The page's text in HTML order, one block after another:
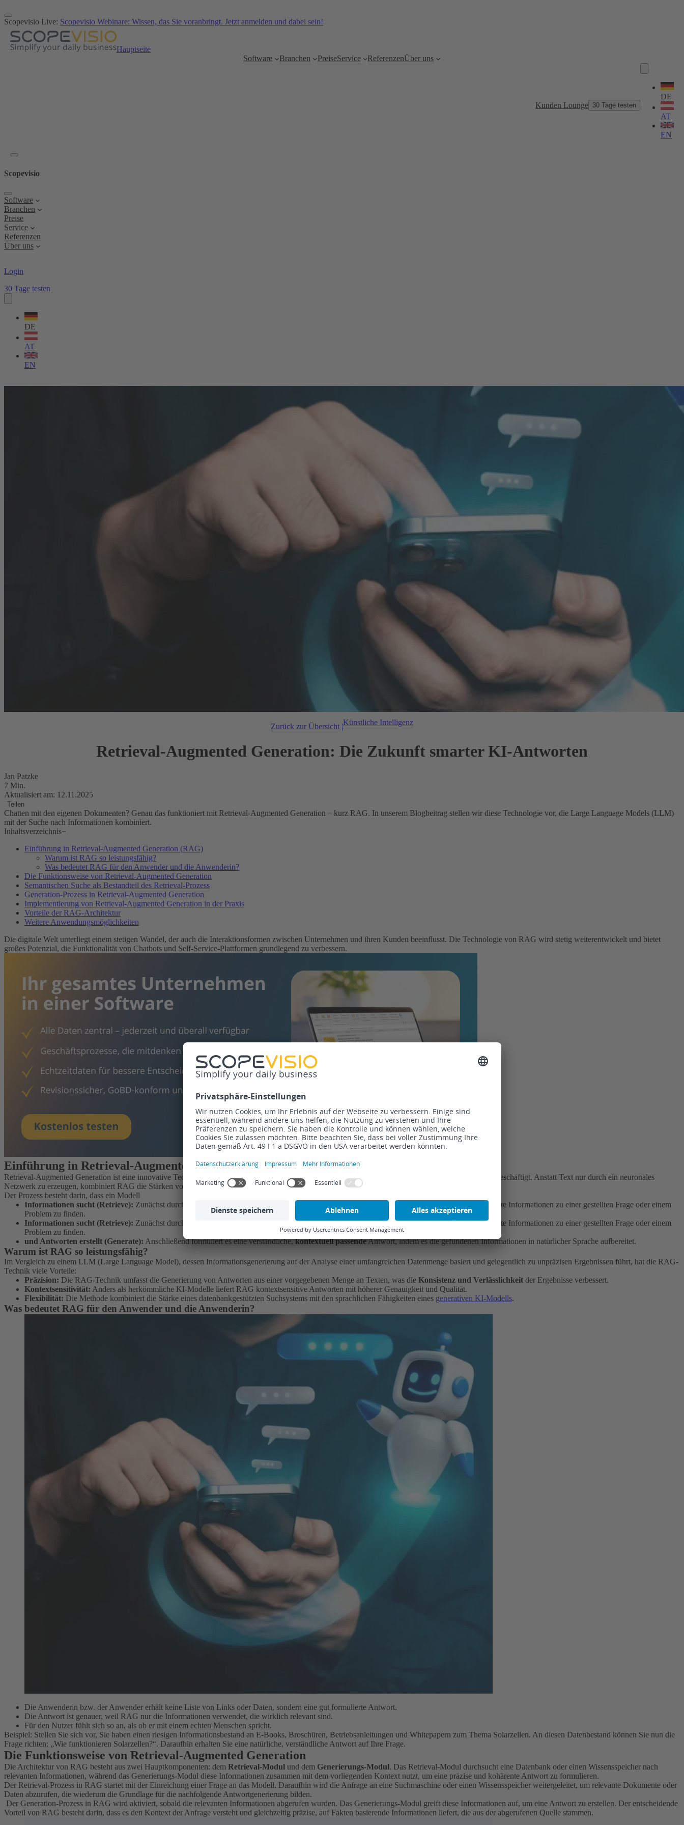
Zum
Inhalt
springen
Scopevisio Live: Scopevisio Webinare: Wissen, das Sie voranbringt. Jetzt anmelden und dabei sein!
Hauptseite
Software
Branchen PreiseService ReferenzenÜber uns
Kunden Lounge 30 Tage testen
Sprache
wählen
DE
AT
EN
Scopevisio
Software
Branchen
Preise
Service
Referenzen
Über uns
Login
30 Tage testen
Sprache
wählen
DE
AT
EN
Zurück zur Übersicht |Künstliche Intelligenz
Retrieval-Augmented Generation: Die Zukunft smarter KI-Antworten
Jan Patzke
7 Min.
Aktualisiert am: 12.11.2025
Teilen
Chatten mit den eigenen Dokumenten? Genau das funktioniert mit Retrieval-Augmented Generation – kurz RAG. In unserem Blogbeitrag stellen wir diese Technologie vor, die Large Language Models (LLM)
mit der Suche nach Informationen kombiniert.
Inhaltsverzeichnis−
Einführung in Retrieval-Augmented Generation (RAG)
Warum ist RAG so leistungsfähig?
Was bedeutet RAG für den Anwender und die Anwenderin?
Die Funktionsweise von Retrieval-Augmented Generation
Semantischen Suche als Bestandteil des Retrieval-Prozess
Generation-Prozess in Retrieval-Augmented Generation
Implementierung von Retrieval-Augmented Generation in der Praxis
Vorteile der RAG-Architektur
Weitere Anwendungsmöglichkeiten
Die digitale Welt unterliegt einem stetigen Wandel, der auch die Interaktionsformen zwischen Unternehmen und ihren Kunden beeinflusst. Die Technologie von RAG wird stetig weiterentwickelt und bietet
großes Potenzial, die Funktionalität von Chatbots und Self-Service-Plattformen grundlegend zu verbessern.
Einführung in Retrieval-Augmented Generation (RAG)
Retrieval-Augmented Generation ist eine innovative Technologie, die sich mit der Generierung von Text auf Basis von vorab abgerufenen Informationen beschäftigt. Anstatt Text nur durch ein neuronales
Netzwerk zu erzeugen, kombiniert RAG die Stärken von Suchmaschinen und Sprachmodellen.
Der Prozess besteht darin, dass ein Modell
Informationen sucht (Retrieve): Zunächst durchsucht das System eine Datenbank, ein Dokumentenarchiv oder andere Wissensquellen, um relevante Informationen zu einer gestellten Frage oder einem
Problem zu finden.
Informationen sucht (Retrieve): Zunächst durchsucht das System eine Datenbank, ein Dokumentenarchiv oder andere Wissensquellen, um relevante Informationen zu einer gestellten Frage oder einem
Problem zu finden.
und Antworten erstellt (Generate): Anschließend formuliert es eine verständliche,kontextuell passendeAntwort, indem es die gefundenen Informationen in natürlicher Sprache aufbereitet.
Warum ist RAG so leistungsfähig?
Im Vergleich zu einem LLM (Large Language Model), dessen Informationsgenerierung auf der Analyse einer umfangreichen Datenmenge basiert und gelegentlich zu unpräzisen Ergebnissen führt, hat die RAG-
Technik viele Vorteile:
Präzision: Die RAG-Technik umfasst die Generierung von Antworten aus einer vorgegebenen Menge an Texten, was die Konsistenz und Verlässlichkeit der Ergebnisse verbessert.
Kontextsensitivität: Anders als herkömmliche KI-Modelle liefert RAG kontextsensitive Antworten mit höherer Genauigkeit und Qualität.
Flexibilität: Die Methode kombiniert die Stärke eines datenbankgestützten Suchsystems mit den sprachlichen Fähigkeiten eines generativen KI-Modells.
Was bedeutet RAG für den Anwender und die Anwenderin?
Die Anwenderin bzw. der Anwender erhält keine Liste von Links oder Daten, sondern eine gut formulierte Antwort.
Die Antwort ist genauer, weil RAG nur die Informationen verwendet, die wirklich relevant sind.
Für den Nutzer fühlt sich so an, als ob er mit einem echten Menschen spricht.
Beispiel: Stellen Sie sich vor, Sie haben einen riesigen Informationsbestand an E-Books, Broschüren, Betriebsanleitungen und Whitepapern zum Thema Solarzellen. An diesen Datenbestand können Sie nun die
Frage richten: „Wie funktionieren Solarzellen?“. Daraufhin erhalten Sie eine natürliche, verständliche Antwort auf Ihre Frage.
Die Funktionsweise von Retrieval-Augmented Generation
Die Architektur von RAG besteht aus zwei Hauptkomponenten: dem Retrieval-Modul und dem Generierungs-Modul. Das Retrieval-Modul durchsucht eine Datenbank oder einen Wissensspeicher nach
relevanten Informationen, während das Generierungs-Modul diese Informationen zusammen mit dem vorliegenden Kontext nutzt, um eine präzise und kohärente Antwort zu formulieren.
Der Retrieval-Prozess in RAG startet mit der Einreichung einer Frage an das Modell. Daraufhin wird die Anfrage an eine Suchmaschine oder einen Wissensspeicher weitergeleitet, um relevante Dokumente oder
Daten abzurufen, die wiederum die Grundlage für die nachfolgende Antwortgenerierung bilden.
Der Generation-Prozess in RAG wird aktiviert, sobald die relevanten Informationen abgerufen wurden. Das Generierungs-Modul greift diese Informationen auf, um eine Antwort zu erstellen. Der entscheidende
Vorteil von RAG besteht darin, dass es den Kontext der Anfrage versteht und gleichzeitig präzise, auf Fakten basierende Informationen liefert, die aus der abgerufenen Quelle stammen.